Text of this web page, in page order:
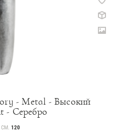
- Metal - Высокий
- Серебро
120